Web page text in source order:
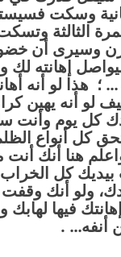
وسكت
الثالثة
وسيرى أن
سيواصل إهانته
؛ هذا لو أنه
لو أنه يهين
كل يوم وأنت
كل أنواع
هنا أنك
كل الخراب
ولو أنك
فيها
أنفه… .